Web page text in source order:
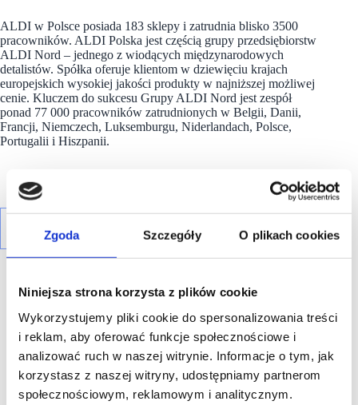
Zgoda Szczegóły O plikach cookies
Niniejsza strona korzysta z plików cookie
Wykorzystujemy pliki cookie do spersonalizowania treści
i reklam, aby oferować funkcje społecznościowe i
analizować ruch w naszej witrynie. Informacje o tym, jak
korzystasz z naszej witryny, udostępniamy partnerom
społecznościowym, reklamowym i analitycznym.
ALDI w Polsce posiada 183 sklepy i zatrudnia blisko 3500
pracowników. ALDI Polska jest częścią grupy przedsiębiorstw
ALDI Nord – jednego z wiodących międzynarodowych
detalistów. Spółka oferuje klientom w dziewięciu krajach
europejskich wysokiej jakości produkty w najniższej możliwej
cenie. Kluczem do sukcesu Grupy ALDI Nord jest zespół
ponad 77 000 pracowników zatrudnionych w Belgii, Danii,
Francji, Niemczech, Luksemburgu, Niderlandach, Polsce,
Portugalii i Hiszpanii.
R E K L A M A